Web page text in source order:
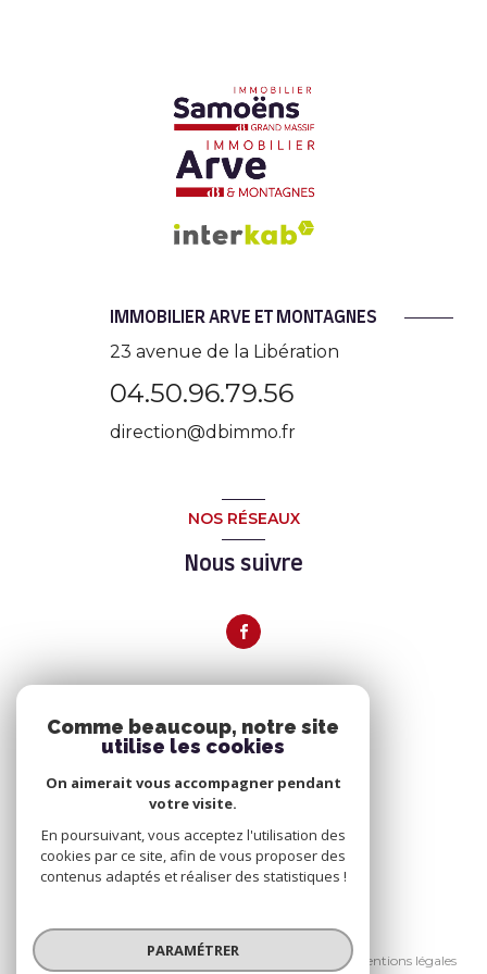
IMMOBILIER ARVE ET MONTAGNES
23 avenue de la Libération
04.50.96.79.56
direction@dbimmo.fr
NOS RÉSEAUX
Nous suivre
Nous adhérons
© 2026 | Tous droits réservés
Nos partenaires
Nos honoraires
Mentions légales
Comme beaucoup, notre site
utilise les cookies
On aimerait vous accompagner pendant
votre visite.
En poursuivant, vous acceptez l'utilisation des
cookies par ce site, afin de vous proposer des
contenus adaptés et réaliser des statistiques !
PARAMÉTRER